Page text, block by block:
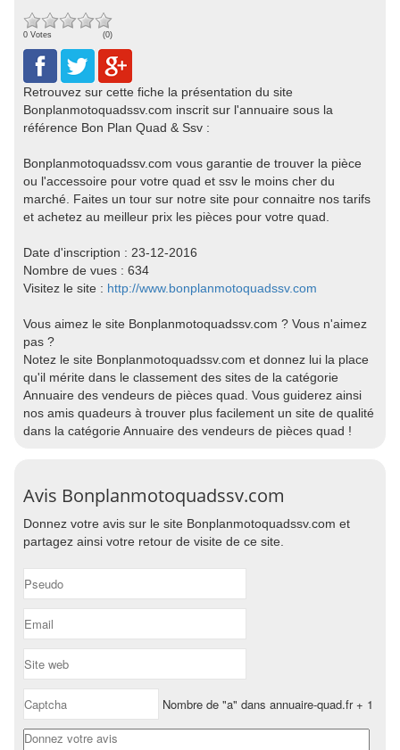
0 Votes (0)
Retrouvez sur cette fiche la présentation du site
Bonplanmotoquadssv.com inscrit sur l'annuaire sous la
référence Bon Plan Quad & Ssv :
Bonplanmotoquadssv.com vous garantie de trouver la pièce
ou l'accessoire pour votre quad et ssv le moins cher du
marché. Faites un tour sur notre site pour connaitre nos tarifs
et achetez au meilleur prix les pièces pour votre quad.
Date d'inscription : 23-12-2016
Nombre de vues : 634
Visitez le site : http://www.bonplanmotoquadssv.com
Vous aimez le site Bonplanmotoquadssv.com ? Vous n'aimez
pas ?
Notez le site Bonplanmotoquadssv.com et donnez lui la place
qu'il mérite dans le classement des sites de la catégorie
Annuaire des vendeurs de pièces quad. Vous guiderez ainsi
nos amis quadeurs à trouver plus facilement un site de qualité
dans la catégorie Annuaire des vendeurs de pièces quad !
Avis Bonplanmotoquadssv.com
Donnez votre avis sur le site Bonplanmotoquadssv.com et
partagez ainsi votre retour de visite de ce site.
Nombre de "a" dans annuaire-quad.fr + 1